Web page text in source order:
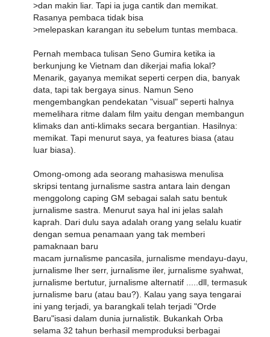
>dan makin liar. Tapi ia juga cantik dan memikat.
Rasanya pembaca tidak bisa
>melepaskan karangan itu sebelum tuntas membaca.
Pernah membaca tulisan Seno Gumira ketika ia
berkunjung ke Vietnam dan dikerjai mafia lokal?
Menarik, gayanya memikat seperti cerpen dia, banyak
data, tapi tak bergaya sinus. Namun Seno
mengembangkan pendekatan "visual" seperti halnya
memelihara ritme dalam film yaitu dengan membangun
klimaks dan anti-klimaks secara bergantian. Hasilnya:
memikat. Tapi menurut saya, ya features biasa (atau
luar biasa).
Omong-omong ada seorang mahasiswa menulisa
skripsi tentang jurnalisme sastra antara lain dengan
menggolong caping GM sebagai salah satu bentuk
jurnalisme sastra. Menurut saya hal ini jelas salah
kaprah. Dari dulu saya adalah orang yang selalu kuatir
dengan semua penamaan yang tak memberi
pamaknaan baru
macam jurnalisme pancasila, jurnalisme mendayu-dayu,
jurnalisme lher serr, jurnalisme iler, jurnalisme syahwat,
jurnalisme bertutur, jurnalisme alternatif .....dll, termasuk
jurnalisme baru (atau bau?). Kalau yang saya tengarai
ini yang terjadi, ya barangkali telah terjadi "Orde
Baru"isasi dalam dunia jurnalistik. Bukankah Orba
selama 32 tahun berhasil memproduksi berbagai